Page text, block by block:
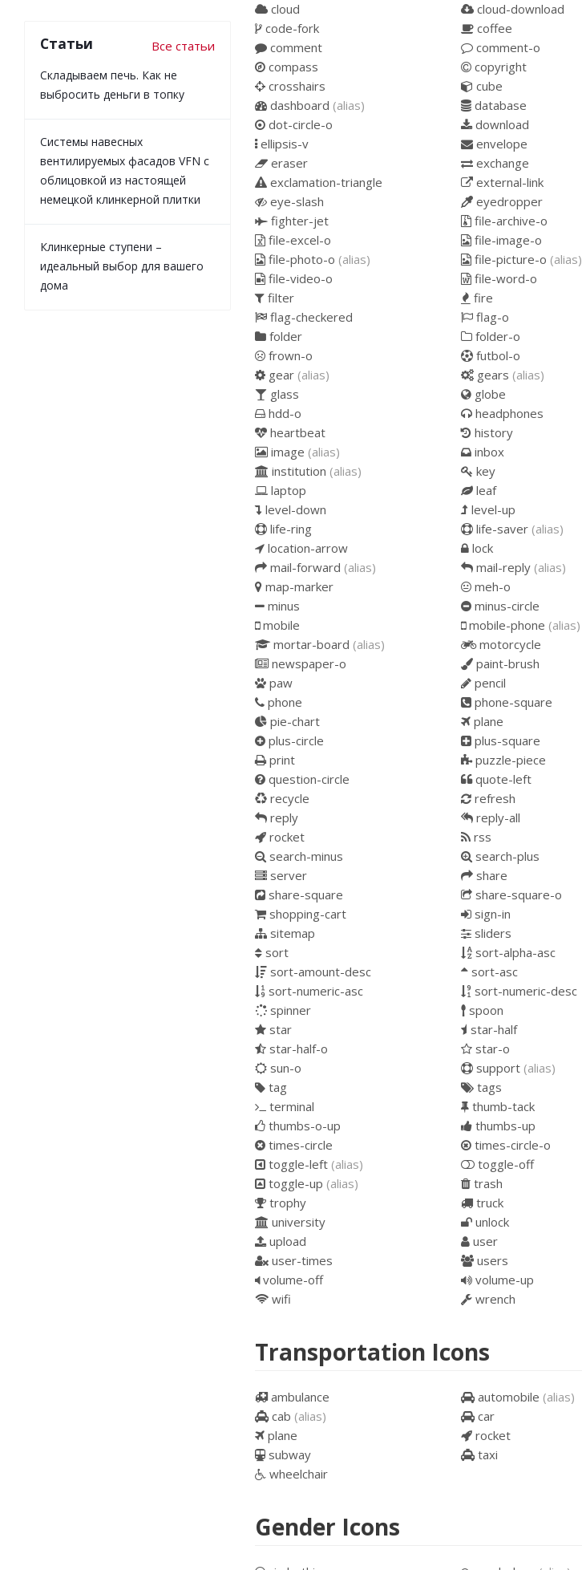
cloud
cloud-download
code-fork
coffee
comment
comment-o
compass
copyright
crosshairs
cube
dashboard (alias) database
dot-circle-o
download
ellipsis-v
envelope
eraser
exchange
exclamation-triangle
external-link
eye-slash
eyedropper
fighter-jet
file-archive-o
file-excel-o
file-image-o
file-photo-o (alias) file-picture-o (alias)
file-video-o
file-word-o
filter
fire
flag-checkered
flag-o
folder
folder-o
frown-o
futbol-o
gear (alias) gears (alias)
glass
globe
hdd-o
headphones
heartbeat
history
image (alias) inbox
institution (alias) key
laptop
leaf
level-down
level-up
life-ring
life-saver (alias)
location-arrow
lock
mail-forward (alias) mail-reply (alias)
map-marker
meh-o
minus
minus-circle
mobile
mobile-phone (alias)
mortar-board (alias) motorcycle
newspaper-o
paint-brush
paw
pencil
phone
phone-square
pie-chart
plane
plus-circle
plus-square
print
puzzle-piece
question-circle
quote-left
recycle
refresh
reply
reply-all
rocket
rss
search-minus
search-plus
server
share
share-square
share-square-o
shopping-cart
sign-in
sitemap
sliders
sort
sort-alpha-asc
sort-amount-desc
sort-asc
sort-numeric-asc
sort-numeric-desc
spinner
spoon
star
star-half
star-half-o
star-o
sun-o
support (alias)
tag
tags
terminal
thumb-tack
thumbs-o-up
thumbs-up
times-circle
times-circle-o
toggle-left (alias) toggle-off
toggle-up (alias) trash
trophy
truck
university
unlock
upload
user
user-times
users
volume-off
volume-up
wifi
wrench
Transportation Icons
ambulance automobile (alias)
cab (alias) car
plane
rocket
subway
taxi
wheelchair
Gender Icons
Статьи Все статьи
Складываем печь. Как не
выбросить деньги в топку
Системы навесных
вентилируемых фасадов VFN с
облицовкой из настоящей
немецкой клинкерной плитки
Клинкерные ступени –
идеальный выбор для вашего
дома